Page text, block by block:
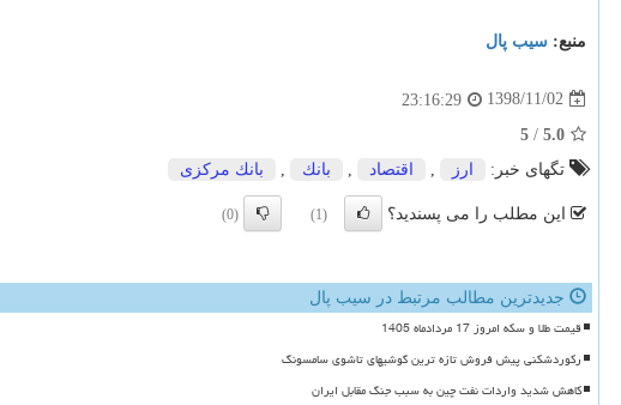
منبع: سیب پال
1398/11/02
23:16:29
5.0
/
5
تگهای خبر:
ارز , اقتصاد , بانك , بانك مركزی
این مطلب را می پسندید؟ (1)
(0)
جدیدترین مطالب مرتبط در سیب پال
قیمت طلا و سکه امروز 17 مردادماه 1405
رکوردشکنی پیش فروش تازه ترین گوشیهای تاشوی سامسونگ
کاهش شدید واردات نفت چین به سبب جنگ مقابل ایران